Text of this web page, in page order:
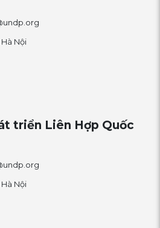
Nội
triển Liên Hợp Quốc
Nội